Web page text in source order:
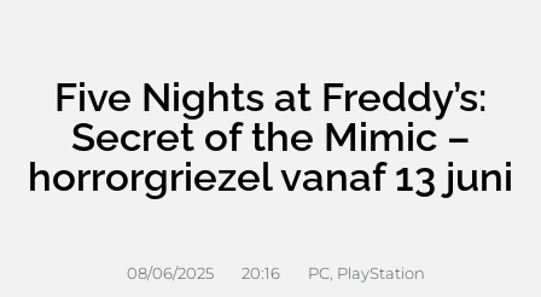
Five Nights at Freddy’s:
Secret of the Mimic –
horrorgriezel vanaf 13 juni
08/06/2025 20:16 PC, PlayStation